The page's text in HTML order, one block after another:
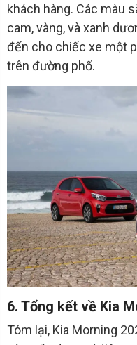
khách hàng. Các màu
cam, vàng, và xanh
đến cho chiếc xe một
trên đường phố.
6. Tổng kết về Kia
Tóm lại, Kia Morning